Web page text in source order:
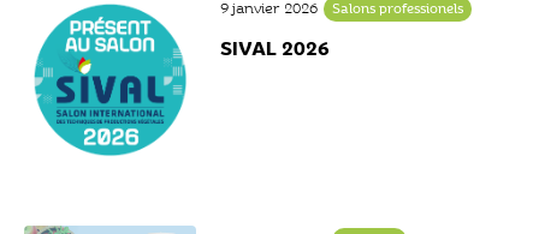
9 janvier 2026 Salons professionels
SIVAL 2026